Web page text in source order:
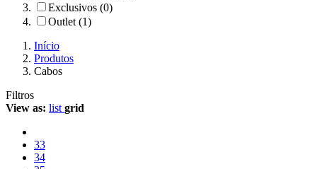
Exclusivos (0)
Outlet (1)
Início
Produtos
Cabos
Filtros
View as: list grid
33
34